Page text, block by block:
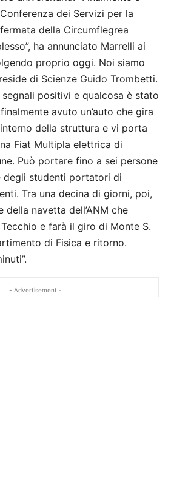
dei Servizi per la
della Circumflegrea
ha annunciato Marrelli ai
proprio oggi. Noi siamo
di Scienze Guido Trombetti.
positivi e qualcosa è stato
avuto un’auto che gira
della struttura e vi porta
Fiat Multipla elettrica di
Può portare fino a sei persone
degli studenti portatori di
Tra una decina di giorni, poi,
della navetta dell’ANM che
e farà il giro di Monte S.
di Fisica e ritorno.
- Advertisement -